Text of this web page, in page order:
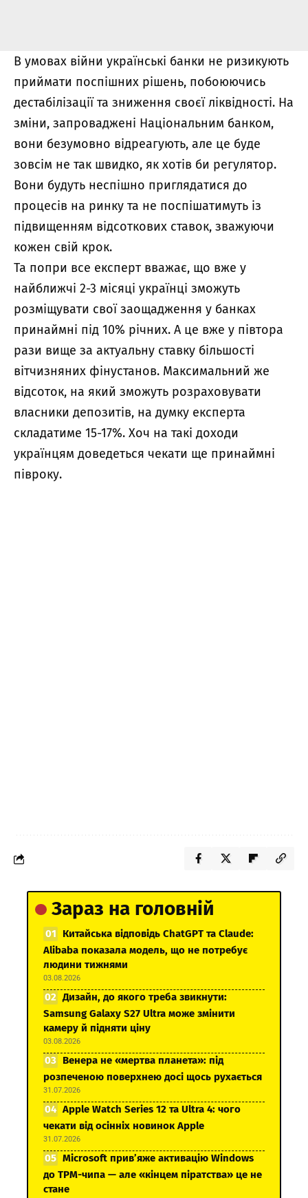
В умовах війни українські банки не ризикують
приймати поспішних рішень, побоюючись
дестабілізації та зниження своєї ліквідності. На
зміни, запроваджені Національним банком,
вони безумовно відреагують, але це буде
зовсім не так швидко, як хотів би регулятор.
Вони будуть неспішно приглядатися до
процесів на ринку та не поспішатимуть із
підвищенням відсоткових ставок, зважуючи
кожен свій крок.
Та попри все експерт вважає, що вже у
найближчі 2-3 місяці українці зможуть
розміщувати свої заощадження у банках
принаймні під 10% річних. А це вже у півтора
рази вище за актуальну ставку більшості
вітчизняних фінустанов. Максимальний же
відсоток, на який зможуть розраховувати
власники депозитів, на думку експерта
складатиме 15-17%. Хоч на такі доходи
українцям доведеться чекати ще принаймні
півроку.
Зараз на головній
Китайська відповідь ChatGPT та Claude:
Alibaba показала модель, що не потребує
людини тижнями
03.08.2026
Дизайн, до якого треба звикнути:
Samsung Galaxy S27 Ultra може змінити
камеру й підняти ціну
03.08.2026
Венера не «мертва планета»: під
розпеченою поверхнею досі щось рухається
31.07.2026
Apple Watch Series 12 та Ultra 4: чого
чекати від осінніх новинок Apple
31.07.2026
Microsoft прив’яже активацію Windows
до TPM-чипа — але «кінцем піратства» це не
стане